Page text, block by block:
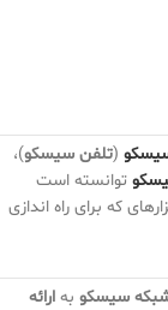
(تلفن سیسکو)،
توانسته است
که برای راه اندازی
سیسکو به ارائه